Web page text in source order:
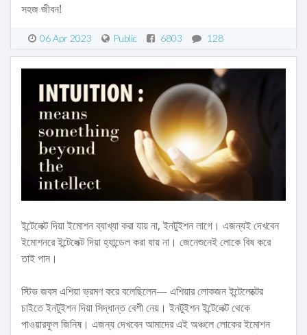
সহজ জীবন!
06 Apr 2023 Public 6803 128
ইন্টেলেক্ট দিয়া ইমোশন ব্যাখ্যা করা যায় না, ইনটুইশন লাগে। এজন্যই দেখবেন
ইমোশনরে ইন্টেলেক্ট দিয়া হ্যান্ডেল করা যায় না। জেনেশুনেই লোকে বিষ করে
তাই পান।
স্টিভ জবস এশিয়া ভ্রমণ করে বলেছিলেন— এশিয়ার লোকজন ইন্টেলেক্টের
চাইতে ইনটুইশন দিয়া সিদ্ধান্ত বেশী নেয়। ইনটুইশন ইন্টেলেক্ট থেকে
পাওয়ারফুল জিনিষ। এজন্য দেখবেন আমাদের এই অঞ্চলে লোকের ইমোশন